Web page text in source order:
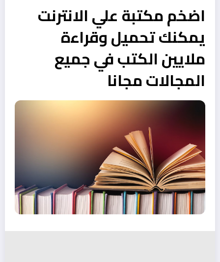
اضخم مكتبة علي الانترنت
يمكنك تحميل وقراءة
ملايين الكتب في جميع
المجالات مجانا‎